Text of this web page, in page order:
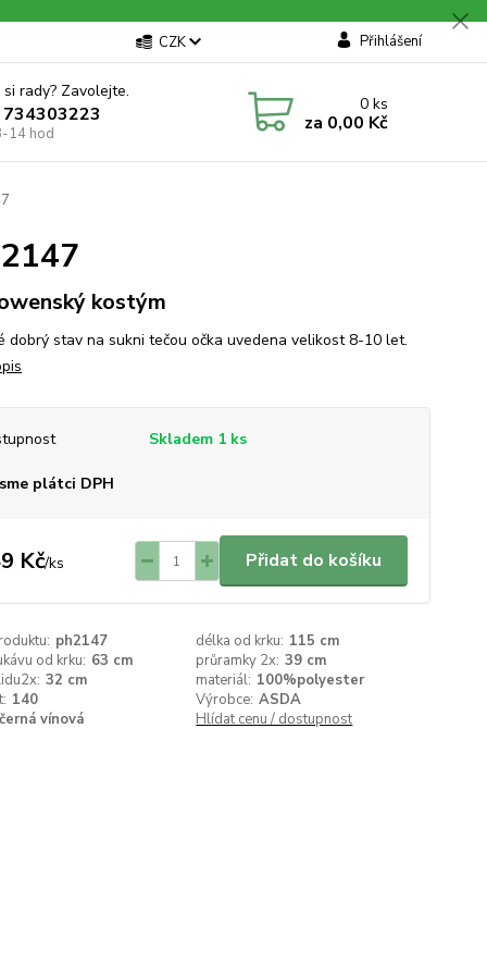
CZK Přihlášení
rady? Zavolejte.
14 hod
0ks
za 0,00 Kč
kostým
dobrý stav na sukni tečou očka uvedena velikost 8-10 let.
Skladem 1 ks
plátci DPH
Kč/ks Přidat do košíku
ph2147 délka od krku: 115 cm
od krku: 63 cm průramky 2x: 39 cm
32 cm materiál: 100%polyester
140 Výrobce: ASDA
černá vínová Hlídat cenu / dostupnost